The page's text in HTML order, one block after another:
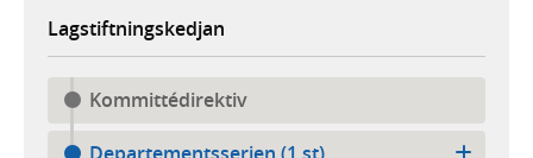
Lagstiftningskedjan
Kommittédirektiv